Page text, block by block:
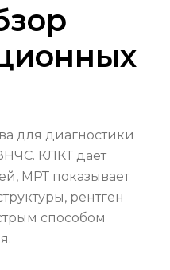
для диагностики
КЛКТ даёт
МРТ показывает
рентген
способом